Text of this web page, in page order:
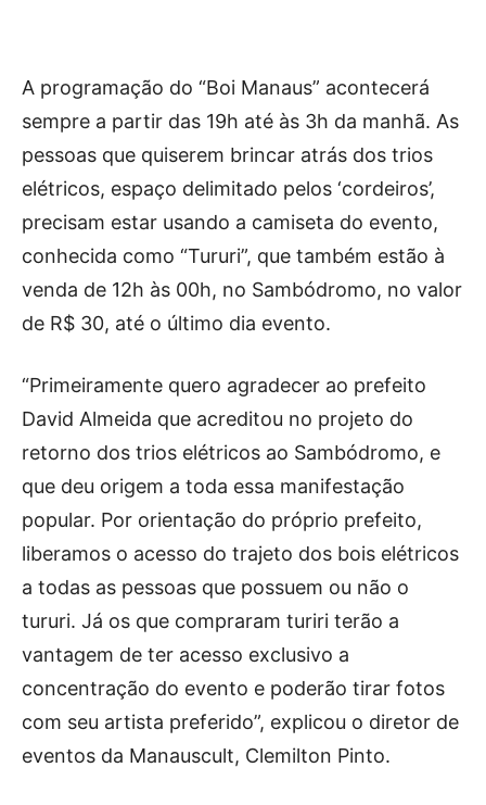
A programação do “Boi Manaus” acontecerá
sempre a partir das 19h até às 3h da manhã. As
pessoas que quiserem brincar atrás dos trios
elétricos, espaço delimitado pelos ‘cordeiros’,
precisam estar usando a camiseta do evento,
conhecida como “Tururi”, que também estão à
venda de 12h às 00h, no Sambódromo, no valor
de R$ 30, até o último dia evento.
“Primeiramente quero agradecer ao prefeito
David Almeida que acreditou no projeto do
retorno dos trios elétricos ao Sambódromo, e
que deu origem a toda essa manifestação
popular. Por orientação do próprio prefeito,
liberamos o acesso do trajeto dos bois elétricos
a todas as pessoas que possuem ou não o
tururi. Já os que compraram turiri terão a
vantagem de ter acesso exclusivo a
concentração do evento e poderão tirar fotos
com seu artista preferido”, explicou o diretor de
eventos da Manauscult, Clemilton Pinto.